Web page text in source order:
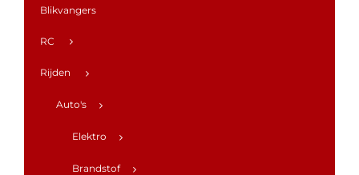
Blikvangers
RC
Rijden
Auto's
Elektro
Brandstof